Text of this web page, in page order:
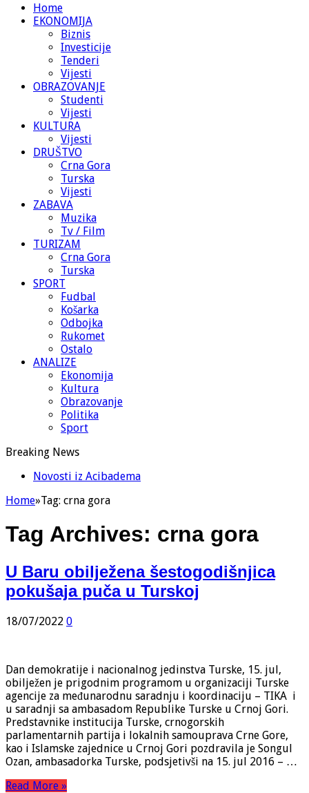
Home
EKONOMIJA
Biznis
Investicije
Tenderi
Vijesti
OBRAZOVANJE
Studenti
Vijesti
KULTURA
Vijesti
DRUŠTVO
Crna Gora
Turska
Vijesti
ZABAVA
Muzika
Tv / Film
TURIZAM
Crna Gora
Turska
SPORT
Fudbal
Košarka
Odbojka
Rukomet
Ostalo
ANALIZE
Ekonomija
Kultura
Obrazovanje
Politika
Sport
Breaking News
Novosti iz Acibadema
Home»Tag: crna gora
Tag Archives: crna gora
U Baru obilježena šestogodišnjica
pokušaja puča u Turskoj
18/07/2022 0
Dan demokratije i nacionalnog jedinstva Turske, 15. jul,
obilježen je prigodnim programom u organizaciji Turske
agencije za međunarodnu saradnju i koordinaciju – TIKA i
u saradnji sa ambasadom Republike Turske u Crnoj Gori.
Predstavnike institucija Turske, crnogorskih
parlamentarnih partija i lokalnih samouprava Crne Gore,
kao i Islamske zajednice u Crnoj Gori pozdravila je Songul
Ozan, ambasadorka Turske, podsjetivši na 15. jul 2016 – …
Read More »